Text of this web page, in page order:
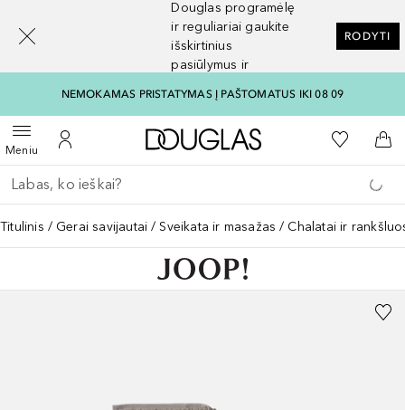
Douglas programėlę
ir reguliariai gaukite
išskirtinius
pasiūlymus ir
RODYTI
NEMOKAMAS PRISTATYMAS Į PAŠTOMATUS IKI 08 09
MeniuAtidaryti meniuĮ mano paskyrą
Į Douglas pagrindinį
Į mano
Į
Grįžk atgal
Vykdykite paiešką
Titulinis Gerai savijautai Sveikata ir masažas Chalatai ir
[navigation.slideout.screenreader]